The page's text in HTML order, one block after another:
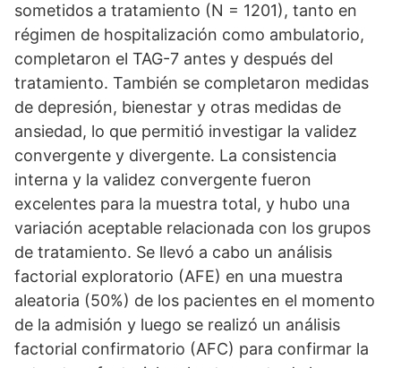
sometidos a tratamiento (N = 1201), tanto en
régimen de hospitalización como ambulatorio,
completaron el TAG-7 antes y después del
tratamiento. También se completaron medidas
de depresión, bienestar y otras medidas de
ansiedad, lo que permitió investigar la validez
convergente y divergente. La consistencia
interna y la validez convergente fueron
excelentes para la muestra total, y hubo una
variación aceptable relacionada con los grupos
de tratamiento. Se llevó a cabo un análisis
factorial exploratorio (AFE) en una muestra
aleatoria (50%) de los pacientes en el momento
de la admisión y luego se realizó un análisis
factorial confirmatorio (AFC) para confirmar la